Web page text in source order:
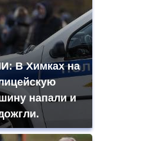
В Химках на
напали и